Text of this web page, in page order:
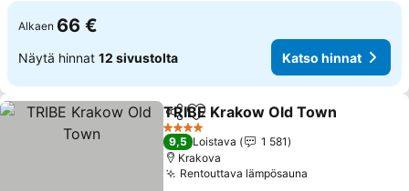
Alkaen 66 €
Näytä hinnat 12 sivustolta Katso hinnat
Jaa Lisää suosikkeihin
TRIBE Krakow Old Town
4 Tähtiluokitus
9,5 Loistava
1 581
Krakova
Rentouttava lämpösauna